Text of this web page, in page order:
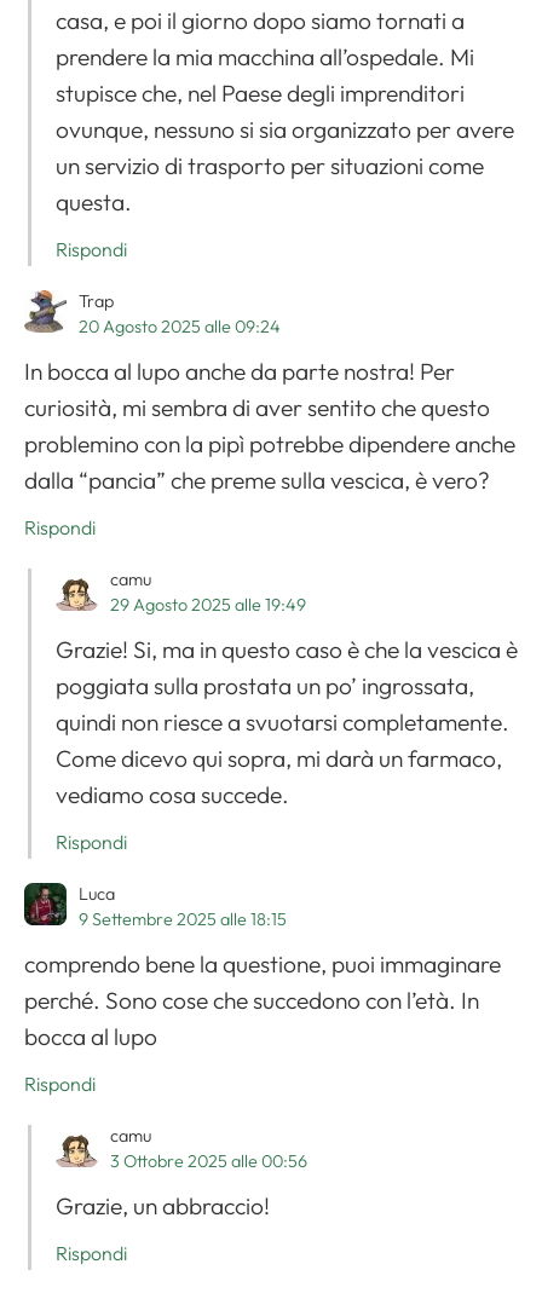
casa, e poi il giorno dopo siamo tornati a
prendere la mia macchina all’ospedale. Mi
stupisce che, nel Paese degli imprenditori
ovunque, nessuno si sia organizzato per avere
un servizio di trasporto per situazioni come
questa.
Rispondi
Trap
20 Agosto 2025 alle 09:24
In bocca al lupo anche da parte nostra! Per
curiosità, mi sembra di aver sentito che questo
problemino con la pipì potrebbe dipendere anche
dalla “pancia” che preme sulla vescica, è vero?
Rispondi
camu
29 Agosto 2025 alle 19:49
Grazie! Si, ma in questo caso è che la vescica è
poggiata sulla prostata un po’ ingrossata,
quindi non riesce a svuotarsi completamente.
Come dicevo qui sopra, mi darà un farmaco,
vediamo cosa succede.
Rispondi
Luca
9 Settembre 2025 alle 18:15
comprendo bene la questione, puoi immaginare
perché. Sono cose che succedono con l’età. In
bocca al lupo
Rispondi
camu
3 Ottobre 2025 alle 00:56
Grazie, un abbraccio!
Rispondi